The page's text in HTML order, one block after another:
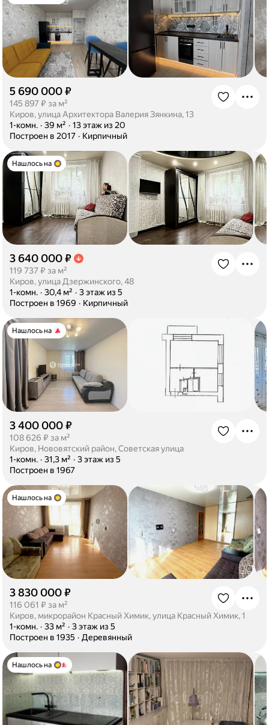
5 690 000 ₽
145 897 ₽ за м²
Киров, улица Архитектора Валерия Зянкина, 13
1-комн. · 39 м² · 13 этаж из 20
Построен в 2017 · Кирпичный
Нашлось на
3 640 000 ₽
119 737 ₽ за м²
Киров, улица Дзержинского, 48
1-комн. · 30,4 м² · 3 этаж из 5
Построен в 1969 · Кирпичный
Нашлось на
3 400 000 ₽
108 626 ₽ за м²
Киров, Нововятский район, Советская улица
1-комн. · 31,3 м² · 3 этаж из 5
Построен в 1967
Нашлось на
3 830 000 ₽
116 061 ₽ за м²
Киров, микрорайон Красный Химик, улица Красный Химик, 1
1-комн. · 33 м² · 3 этаж из 5
Построен в 1935 · Деревянный
Нашлось на